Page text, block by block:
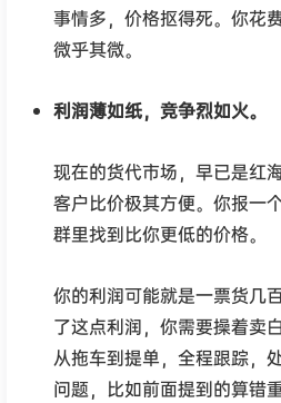
事情多，价格抠得死。你花
微乎其微。
利润薄如纸，竞争烈如火。
现在的货代市场，早已是红
客户比价极其方便。你报一
群里找到比你更低的价格。
你的利润可能就是一票货几
了这点利润，你需要操着卖
从拖车到提单，全程跟踪，
问题，比如前面提到的算错